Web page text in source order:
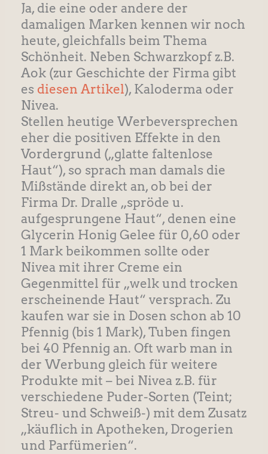
Ja, die eine oder andere der
damaligen Marken kennen wir noch
heute, gleichfalls beim Thema
Schönheit. Neben Schwarzkopf z.B.
Aok (zur Geschichte der Firma gibt
es diesen Artikel), Kaloderma oder
Nivea.
Stellen heutige Werbeversprechen
eher die positiven Effekte in den
Vordergrund („glatte faltenlose
Haut“), so sprach man damals die
Mißstände direkt an, ob bei der
Firma Dr. Dralle „spröde u.
aufgesprungene Haut“, denen eine
Glycerin Honig Gelee für 0,60 oder
1 Mark beikommen sollte oder
Nivea mit ihrer Creme ein
Gegenmittel für „welk und trocken
erscheinende Haut“ versprach. Zu
kaufen war sie in Dosen schon ab 10
Pfennig (bis 1 Mark), Tuben fingen
bei 40 Pfennig an. Oft warb man in
der Werbung gleich für weitere
Produkte mit – bei Nivea z.B. für
verschiedene Puder-Sorten (Teint;
Streu- und Schweiß-) mit dem Zusatz
„käuflich in Apotheken, Drogerien
und Parfümerien“.